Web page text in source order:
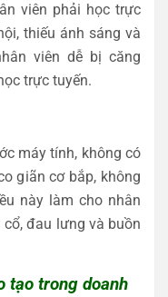
viên phải học trực
thiếu ánh sáng và
viên dễ bị căng
trực tuyến.
máy tính, không có
giãn cơ bắp, không
này làm cho nhân
đau lưng và buồn
tạo trong doanh